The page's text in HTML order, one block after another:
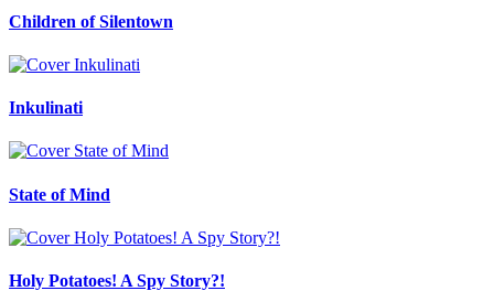
Children of Silentown
Inkulinati
State of Mind
Holy Potatoes! A Spy Story?!